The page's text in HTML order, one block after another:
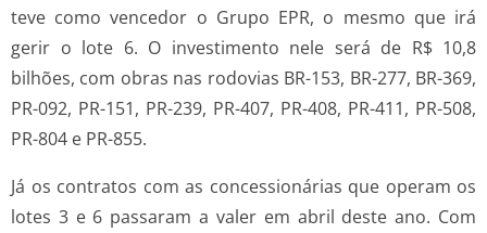
teve como vencedor o Grupo EPR, o mesmo que irá
gerir o lote 6. O investimento nele será de R$ 10,8
bilhões, com obras nas rodovias BR-153, BR-277, BR-369,
PR-092, PR-151, PR-239, PR-407, PR-408, PR-411, PR-508,
PR-804 e PR-855.
Já os contratos com as concessionárias que operam os
lotes 3 e 6 passaram a valer em abril deste ano. Com